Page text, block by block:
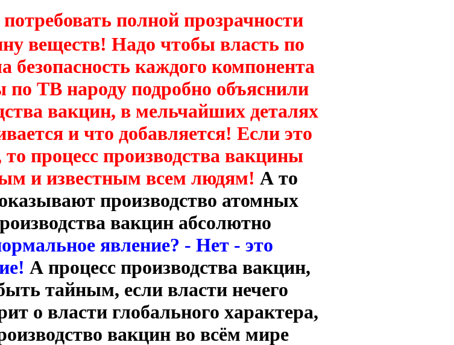
полной прозрачности
веществ! Надо чтобы власть по
безопасность каждого компонента
ТВ народу подробно объяснили
вакцин, в мельчайших деталях
и что добавляется! Если это
то процесс производства вакцины
и известным всем людям! А то
производство атомных
вакцин абсолютно
явление? - Нет - это
А процесс производства вакцин,
тайным, если власти нечего
о власти глобального характера,
вакцин во всём мире